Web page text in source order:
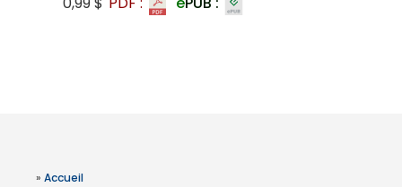
» Accueil